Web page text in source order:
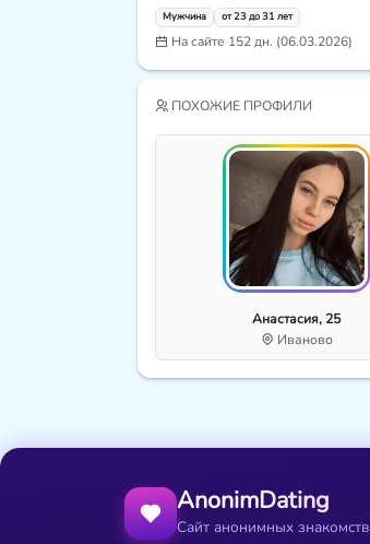
Мужчина от 23 до 31 лет
На сайте 152 дн. (06.03.2026)
ПОХОЖИЕ ПРОФИЛИ
Анастасия, 25
Иваново
AnonimDating
Сайт анонимных знакомств